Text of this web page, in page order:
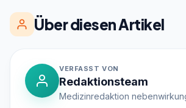
Über diesen Artikel
VERFASST VON
Redaktionsteam
Medizinredaktion